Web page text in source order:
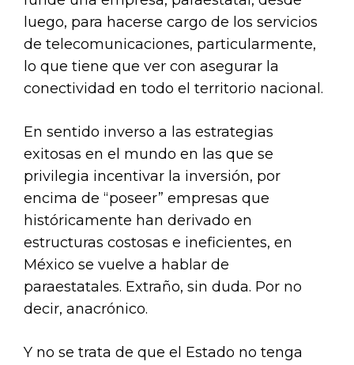
luego, para hacerse cargo de los servicios
de telecomunicaciones, particularmente,
lo que tiene que ver con asegurar la
conectividad en todo el territorio nacional.
En sentido inverso a las estrategias
exitosas en el mundo en las que se
privilegia incentivar la inversión, por
encima de “poseer” empresas que
históricamente han derivado en
estructuras costosas e ineficientes, en
México se vuelve a hablar de
paraestatales. Extraño, sin duda. Por no
decir, anacrónico.
Y no se trata de que el Estado no tenga